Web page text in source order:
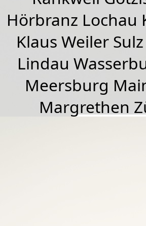
Hörbranz Lochau
Klaus Weiler
Lindau
Meersburg
Margrethen